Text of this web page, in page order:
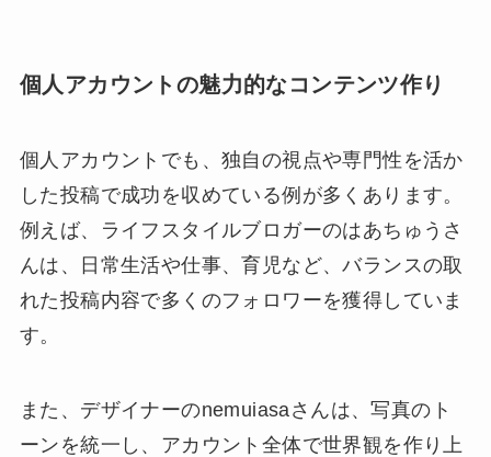
個人アカウントの魅力的なコンテンツ作り
個人アカウントでも、独自の視点や専門性を活か
した投稿で成功を収めている例が多くあります。
例えば、ライフスタイルブロガーのはあちゅうさ
んは、日常生活や仕事、育児など、バランスの取
れた投稿内容で多くのフォロワーを獲得していま
す。
また、デザイナーのnemuiasaさんは、写真のト
ーンを統一し、アカウント全体で世界観を作り上